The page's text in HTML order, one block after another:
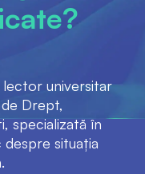
universitar
Drept,
specializată în
situația